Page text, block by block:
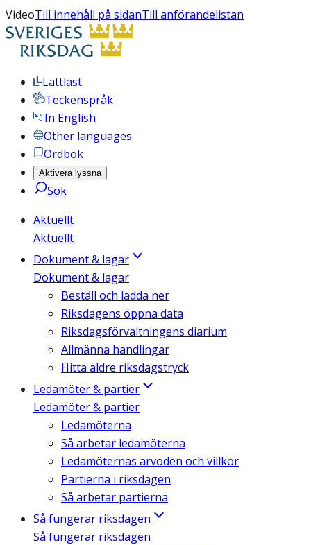
VideoTill innehåll på sidanTill anförandelistan
Lättläst
Teckenspråk
In English
Other languages
Ordbok
Aktivera lyssna
Sök
Aktuellt
Aktuellt
Dokument & lagar
Dokument & lagar
Beställ och ladda ner
Riksdagens öppna data
Riksdagsförvaltningens diarium
Allmänna handlingar
Hitta äldre riksdagstryck
Ledamöter & partier
Ledamöter & partier
Ledamöterna
Så arbetar ledamöterna
Ledamöternas arvoden och villkor
Partierna i riksdagen
Så arbetar partierna
Så fungerar riksdagen
Så fungerar riksdagen